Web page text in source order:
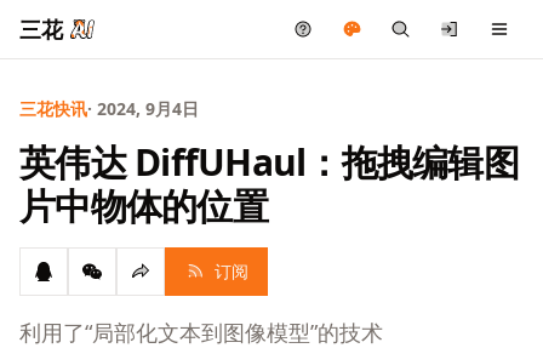
三花
三花快讯· 2024, 9月4日
英伟达 DiffUHaul：拖拽编辑图
片中物体的位置
订阅
利用了“局部化文本到图像模型”的技术